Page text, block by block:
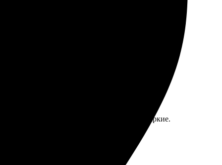
понятный, легко загрузила фотографии. Доставка
удивила возможность выбора разных форматов.
Буду заказывать снова для создания
макет. Качество печати на высоте, цвета яркие.